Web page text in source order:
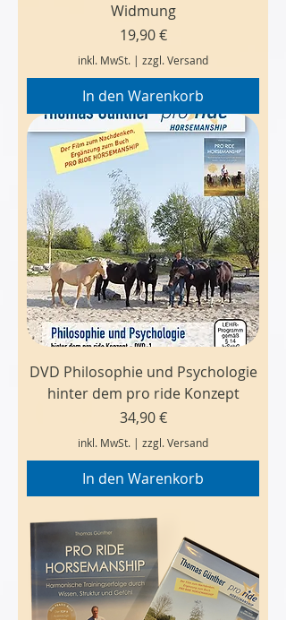
Widmung
Preis
19,90 €
inkl. MwSt. | zzgl. Versand
In den Warenkorb
DVD Philosophie und Psychologie
hinter dem pro ride Konzept
Preis
34,90 €
inkl. MwSt. | zzgl. Versand
In den Warenkorb